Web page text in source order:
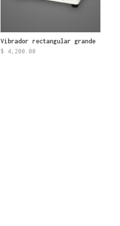
Vibrador rectangular grande
$ 4,200.00